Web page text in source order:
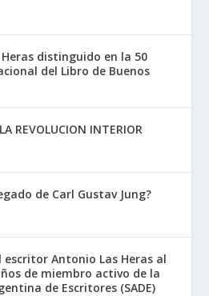
distinguido en la 50
del Libro de Buenos
REVOLUCION INTERIOR
de Carl Gustav Jung?
escritor Antonio Las Heras al
de miembro activo de la
de Escritores (SADE)